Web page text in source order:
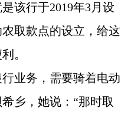
该行于2019年3月设
取款点的设立，给这
。
业务，需要骑着电动
乡，她说：“那时取